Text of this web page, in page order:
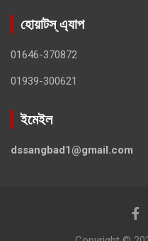
হোয়াটস্ এ্যাপ
01646-370872
01939-300621
ইমেইল
dssangbad1@gmail.com